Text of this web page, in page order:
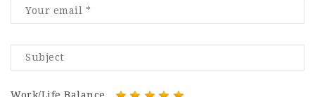
Work/Life Balance